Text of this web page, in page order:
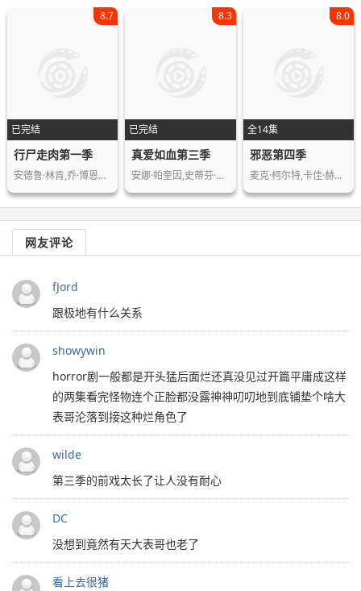
已完结
8.7
行尸走肉第一季
安德鲁·林肯,乔·博恩瑟,劳瑞·侯登,…
已完结
8.3
真爱如血第三季
安娜·帕奎因,史蒂芬·莫耶,亚历山大·…
全14集
8.0
邪恶第四季
麦克·柯尔特,卡佳·赫尔伯斯,阿西夫·…
网友评论
fJord
跟极地有什么关系
showywin
horror剧一般都是开头猛后面烂还真没见过开篇平庸成这样
的两集看完怪物连个正脸都没露神神叨叨地到底铺垫个啥大
表哥沦落到接这种烂角色了
wilde
第三季的前戏太长了让人没有耐心
DC
没想到竟然有天大表哥也老了
看上去很猪